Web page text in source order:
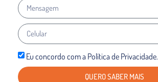
Eu concordo com a Política de Privacidade.
QUERO SABER MAIS